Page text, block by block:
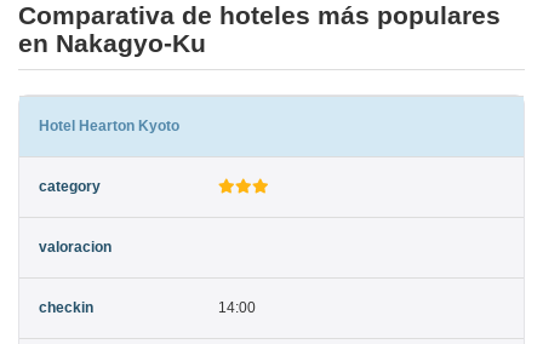
Comparativa de hoteles más populares
en Nakagyo-Ku
Hotel Hearton Kyoto
14:00